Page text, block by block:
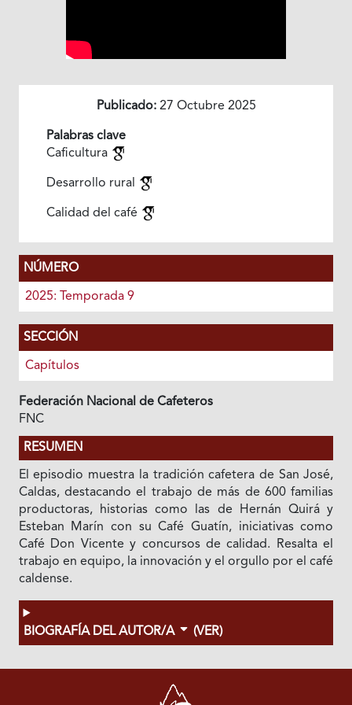
Publicado:27 Octubre 2025
Palabras clave
Caficultura
Desarrollo rural
Calidad del café
NÚMERO
2025: Temporada 9
SECCIÓN
Capítulos
Federación Nacional de Cafeteros
FNC
RESUMEN
El episodio muestra la tradición cafetera de San José,
Caldas, destacando el trabajo de más de 600 familias
productoras, historias como las de Hernán Quirá y
Esteban Marín con su Café Guatín, iniciativas como
Café Don Vicente y concursos de calidad. Resalta el
trabajo en equipo, la innovación y el orgullo por el café
caldense.
BIOGRAFÍA DEL AUTOR/A (VER)